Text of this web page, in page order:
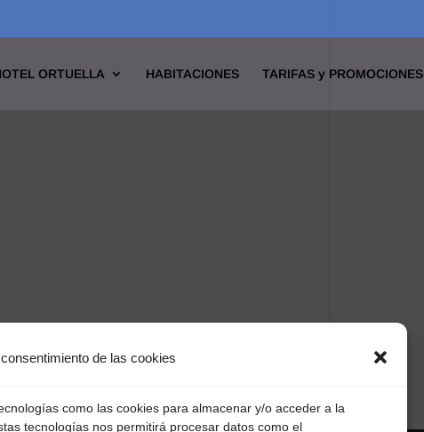
de las cookies
como las cookies para almacenar y/o acceder a la
tecnologías nos permitirá procesar datos como el
ORTUELLA HABITACIONES TARIFAS y PROMOCIONES